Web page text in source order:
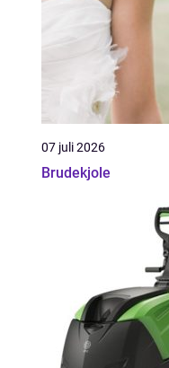
07 juli 2026
Brudekjole